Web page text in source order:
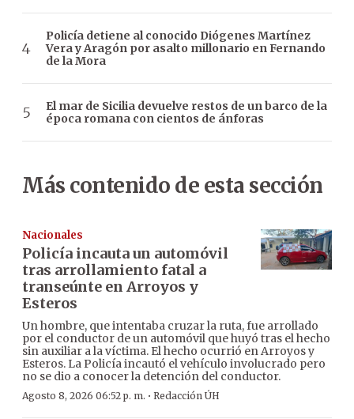
Policía detiene al conocido Diógenes Martínez
Vera y Aragón por asalto millonario en Fernando
de la Mora
El mar de Sicilia devuelve restos de un barco de la
época romana con cientos de ánforas
Más contenido de esta sección
Nacionales
Policía incauta un automóvil
tras arrollamiento fatal a
transeúnte en Arroyos y
Esteros
Un hombre, que intentaba cruzar la ruta, fue arrollado
por el conductor de un automóvil que huyó tras el hecho
sin auxiliar a la víctima. El hecho ocurrió en Arroyos y
Esteros. La Policía incautó el vehículo involucrado pero
no se dio a conocer la detención del conductor.
Agosto 8, 2026 06:52 p. m. · Redacción ÚH